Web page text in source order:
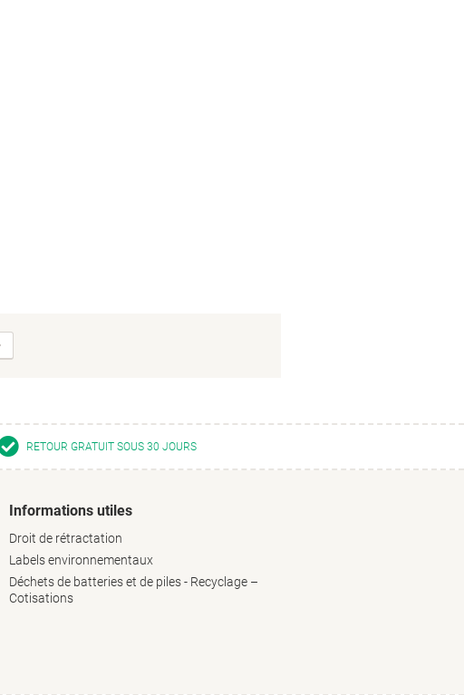
suivante
RETOUR GRATUIT SOUS 30 JOURS
Informations utiles
Droit de rétractation
Labels environnementaux
Déchets de batteries et de piles - Recyclage –
Cotisations